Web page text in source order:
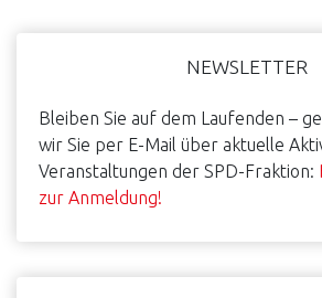
NEWSLETTER
Bleiben Sie auf dem Laufenden –
wir Sie per E-Mail über aktuelle
Veranstaltungen der SPD-Fraktion:
zur Anmeldung!